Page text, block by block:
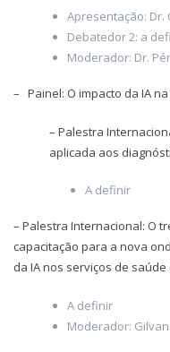
Apresentação: Dr.
Debatedor 2: a
Moderador: Dr.
– Painel: O impacto da IA
– Palestra
aplicada aos
A definir
– Palestra Internacional: O
capacitação para a nova
da IA nos serviços de
A definir
Moderador: